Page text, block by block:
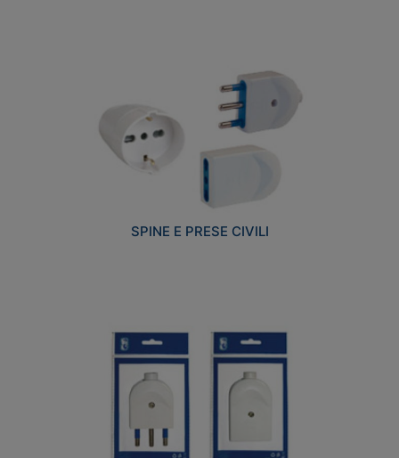
SPINE E PRESE CIVILI